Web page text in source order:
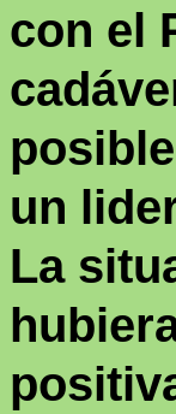
con el
un
La